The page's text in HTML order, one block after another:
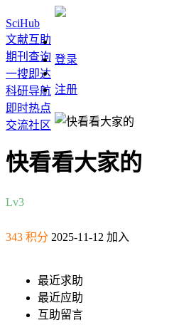
SciHub
文献互助
期刊查询
一搜即达
科研导航
即时热点
交流社区
登录
注册
快看看大家的
Lv3
343 积分 2025-11-12 加入
最近求助
最近应助
互助留言